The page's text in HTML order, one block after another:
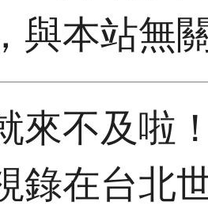
與本站無
來不及啦
錄在台北